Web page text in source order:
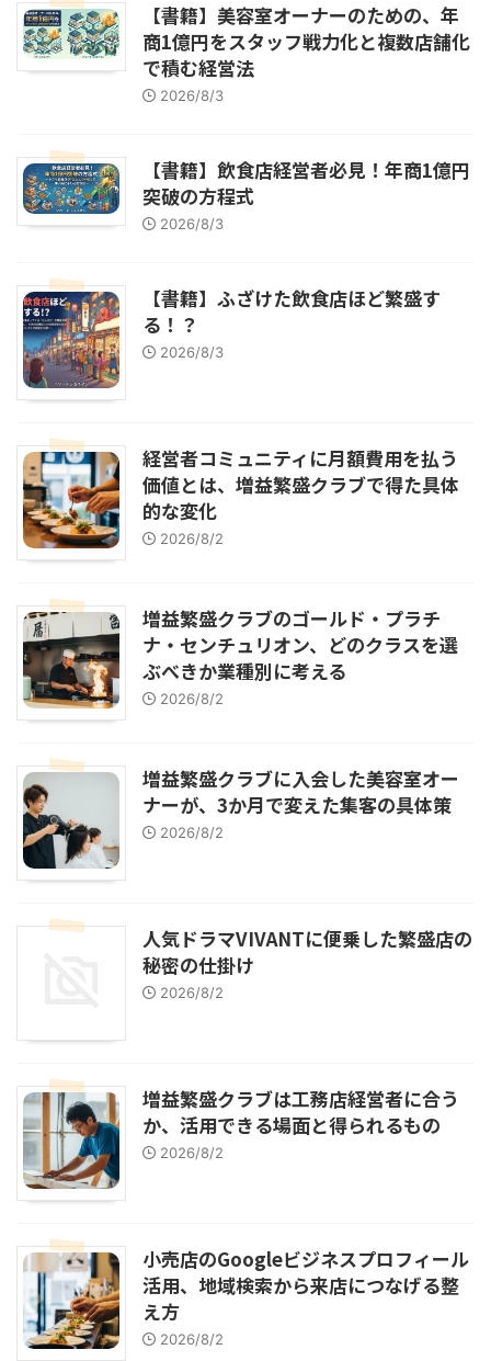
【書籍】美容室オーナーのための、年
商1億円をスタッフ戦力化と複数店舗化
で積む経営法
2026/8/3
【書籍】飲食店経営者必見！年商1億円
突破の方程式
2026/8/3
【書籍】ふざけた飲食店ほど繁盛す
る！？
2026/8/3
経営者コミュニティに月額費用を払う
価値とは、増益繁盛クラブで得た具体
的な変化
2026/8/2
増益繁盛クラブのゴールド・プラチ
ナ・センチュリオン、どのクラスを選
ぶべきか業種別に考える
2026/8/2
増益繁盛クラブに入会した美容室オー
ナーが、3か月で変えた集客の具体策
2026/8/2
人気ドラマVIVANTに便乗した繁盛店の
秘密の仕掛け
2026/8/2
増益繁盛クラブは工務店経営者に合う
か、活用できる場面と得られるもの
2026/8/2
小売店のGoogleビジネスプロフィール
活用、地域検索から来店につなげる整
え方
2026/8/2